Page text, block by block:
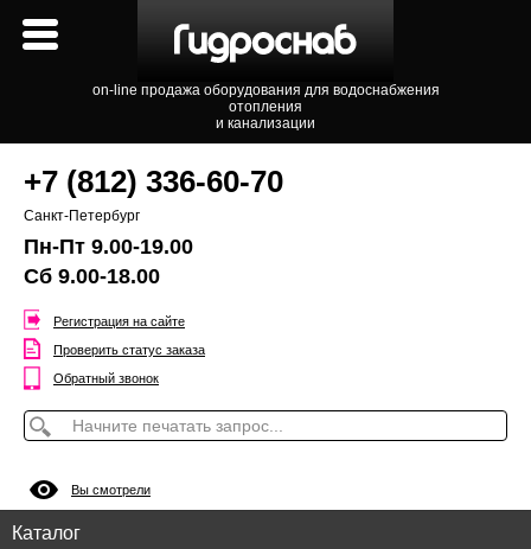
on-line продажа оборудования для водоснабжения
отопления
и канализации
+7 (812) 336-60-70
Санкт-Петербург
Пн-Пт 9.00-19.00
Сб 9.00-18.00
Регистрация на сайте
Проверить статус заказа
Обратный звонок
Вы смотрели
Каталог